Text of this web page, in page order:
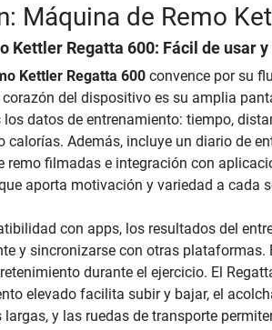
Máquina de Remo
Kettler Regatta 600: Fácil de usar y
Kettler Regatta 600convence por su
del dispositivo es su amplia
datos de entrenamiento: tiempo,
calorías. Además, incluye un diario de
remo filmadas e integración con
aporta motivación y variedad a cada
con apps, los resultados del
y sincronizarse con otras plataformas.
durante el ejercicio. El
elevado facilita subir y bajar, el
largas, y las ruedas de transporte